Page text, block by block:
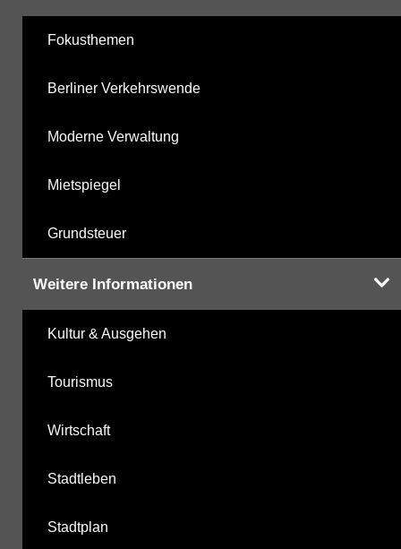
Fokusthemen
Berliner Verkehrswende
Moderne Verwaltung
Mietspiegel
Grundsteuer
Weitere Informationen
Kultur & Ausgehen
Tourismus
Wirtschaft
Stadtleben
Stadtplan